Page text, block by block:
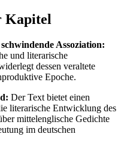
Kapitel
Assoziation:
und literarische
dessen veraltete
Epoche.
Der Text bietet einen
literarische Entwicklung des
mittelenglische Gedichte
im deutschen